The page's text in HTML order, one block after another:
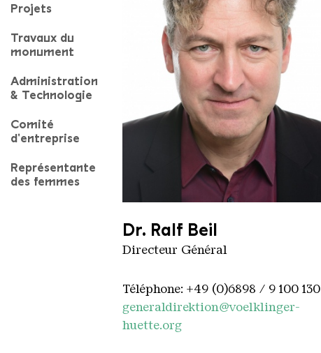
Projets
Travaux du
monument
Administration
& Technologie
Comité
d'entreprise
Représentante
des femmes
Portrait Dr Ralf Beil
Dr. Ralf Beil
Directeur Général
Téléphone: +49 (0)6898 / 9 100 130
generaldirektion@voelklinger-
huette.org